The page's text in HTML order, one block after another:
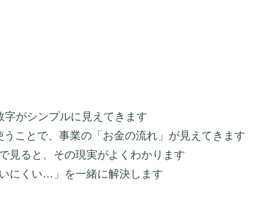
がシンプルに見えてきます
ことで、事業の「お金の流れ」が見えてきます
見ると、その現実がよくわかります
にくい…」を一緒に解決します